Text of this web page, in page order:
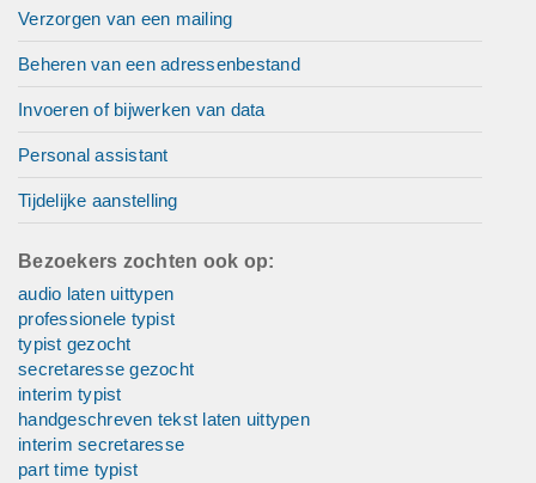
Verzorgen van een mailing
Beheren van een adressenbestand
Invoeren of bijwerken van data
Personal assistant
Tijdelijke aanstelling
Bezoekers zochten ook op:
audio laten uittypen
professionele typist
typist gezocht
secretaresse gezocht
interim typist
handgeschreven tekst laten uittypen
interim secretaresse
part time typist